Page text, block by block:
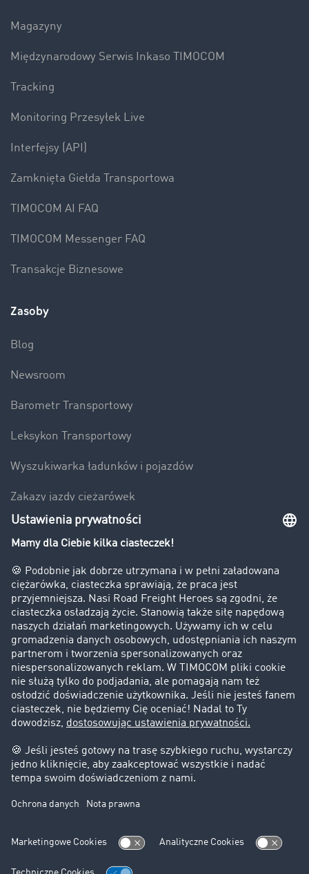
Magazyny
Międzynarodowy Serwis Inkaso TIMOCOM
Tracking
Monitoring Przesyłek Live
Interfejsy (API)
Zamknięta Giełda Transportowa
TIMOCOM AI FAQ
TIMOCOM Messenger FAQ
Transakcje Biznesowe
Zasoby
Blog
Newsroom
Barometr Transportowy
Leksykon Transportowy
Wyszukiwarka ładunków i pojazdów
Zakazy jazdy ciężarówek
Bezpieczeństwo
Firma
Historie sukcesu
Klienci pozyskują nowych klientów
Informacje prawne
Impressum
OWU
Ochrona danych
Ustawienia plików cookies